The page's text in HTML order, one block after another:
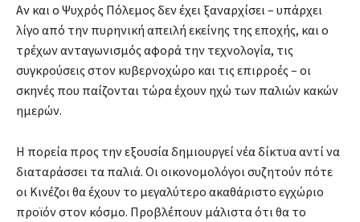
Αν και ο Ψυχρός Πόλεμος δεν έχει ξαναρχίσει – υπάρχει
λίγο από την πυρηνική απειλή εκείνης της εποχής, και ο
τρέχων ανταγωνισμός αφορά την τεχνολογία, τις
συγκρούσεις στον κυβερνοχώρο και τις επιρροές – οι
σκηνές που παίζονται τώρα έχουν ηχώ των παλιών κακών
ημερών.
Η πορεία προς την εξουσία δημιουργεί νέα δίκτυα αντί να
διαταράσσει τα παλιά. Οι οικονομολόγοι συζητούν πότε
οι Κινέζοι θα έχουν το μεγαλύτερο ακαθάριστο εγχώριο
προϊόν στον κόσμο. Προβλέπουν μάλιστα ότι θα το